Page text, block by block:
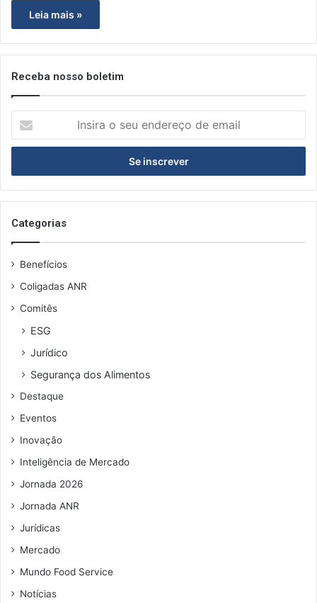
Leia mais »
Receba nosso boletim
s
r
a
s
e
n
e
e
e
a
i
Categorias
Benefícios
Coligadas ANR
Comitês
ESG
Jurídico
Segurança dos Alimentos
Destaque
Eventos
Inovação
Inteligência de Mercado
Jornada 2026
Jornada ANR
Jurídicas
Mercado
Mundo Food Service
Notícias